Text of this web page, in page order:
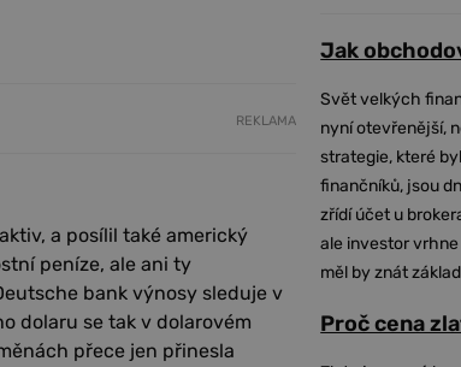
REKLAMA
a posílil také americký
peníze, ale ani ty
bank výnosy sleduje v
dolaru se tak v dolarovém
přece jen přinesla
Jak
Svět velkých
nyní otevřenější,
strategie, které
finančníků, jsou
zřídí účet u
ale investor
měl by znát
Proč cena